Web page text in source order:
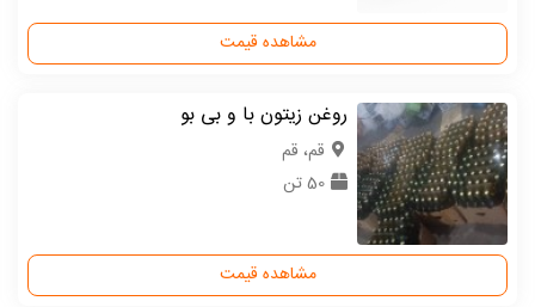
مشاهده قیمت
روغن زیتون با و بی بو
قم، قم
50 تن
مشاهده قیمت